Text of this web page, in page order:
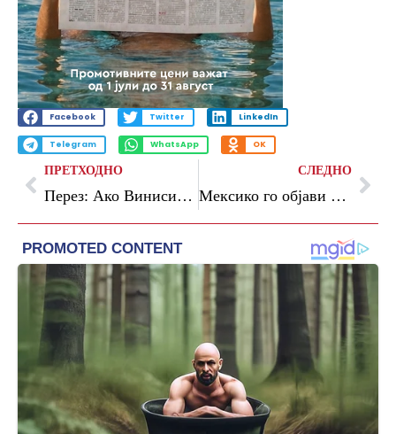
Facebook Twitter LinkedIn
Telegram WhatsApp OK
ПРЕТХОДНО
Перез: Ако Винисиус сака да си замине, слободно може да го стори тоа
СЛЕДНО
Мексико го објави списокот – Очоа шести пат ќе игра на СП